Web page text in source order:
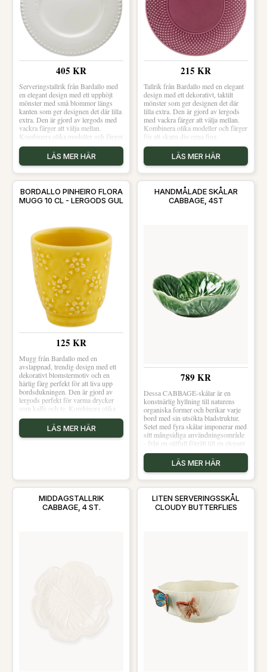
405 KR
Serveringstallrik från Bardallo med
en elegant design med ett upphöjt
mönster med små blommor längs
kanten som ger designen det där lilla
extra. Den är gjord av lergods med
vackra färger att välja mellan.
Kombinera olika modeller och färger
för att skapa din egna fina
blandning.Om serveringstallriken
från Bardallo- Ø34 cm.- Elegant,
trendig design.- Gjord av lergods.-
serveringstallriken- Tål diskmaskin.-
Tål mikrovågsugn. Shoppa
LÄS MER HÄR
215 KR
Tallrik från Bardallo med en elegant
design med ett dekorativt, taktilt
mönster som ger designen det där
lilla extra. Den är gjord av lergods
med vackra färger att välja mellan.
Kombinera olika modeller och färger
för att skapa din egna fina
blandning.Om tallriken från
Bardallo- Ø28 cm.- Elegant, trendig
design.- Gjord av lergods.- Från
serien Bicos.- Finns i flera
diskmaskin.- Tål mikrovågsugn.
Shoppa Mattallrikar och mer
Tallrikar hos Royal Design.
LÄS MER HÄR
BORDALLO PINHEIRO FLORA
MUGG 10 CL - LERGODS GUL
125 KR
Mugg från Bardallo med en
avslappnad, trendig design med ett
dekorativt blomstermotiv och en
härlig färg perfekt för att liva upp
bordsdukningen. Den är gjord av
lergods perfekt för varma drycker
som kaffe och te. Kombinera olika
modeller och färger för att skapa din
egna fina blandning.Om muggen
från Bardallo- Avslappnad, trendig
design.- Gjord av lergods.- Från
Design.
LÄS MER HÄR
HANDMÅLADE SKÅLAR
CABBAGE, 4ST
789 KR
Dessa CABBAGE-skålar är en
konstnärlig hyllning till naturens
organiska former och berikar varje
bord med sin utsökta bladstruktur.
Setet med fyra skålar imponerar med
sitt mångsidiga användningsområde
- från en stilfull förrätt till en elegant
dessert. Tillverkad i Portugal.
LÄS MER HÄR
MIDDAGSTALLRIK
CABBAGE, 4 ST.
LITEN SERVERINGSSKÅL
CLOUDY BUTTERFLIES